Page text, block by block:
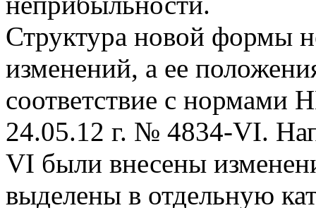
Структура новой формы
изменений, а ее
соответствие с нормами
24.05.12 г. № 4834-VI.
VI были внесены
выделены в отдельную